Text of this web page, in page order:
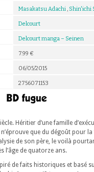
Masakatsu Adachi , Shin'ichi
Delcourt
Delcourt manga – Seinen
7.99 €
06/05/2015
2756071153
Héritier d’une famille
n’éprouve que du dégoût pour
de son père, le voilà
l’âge de quatorze ans.
de faits historiques et basé